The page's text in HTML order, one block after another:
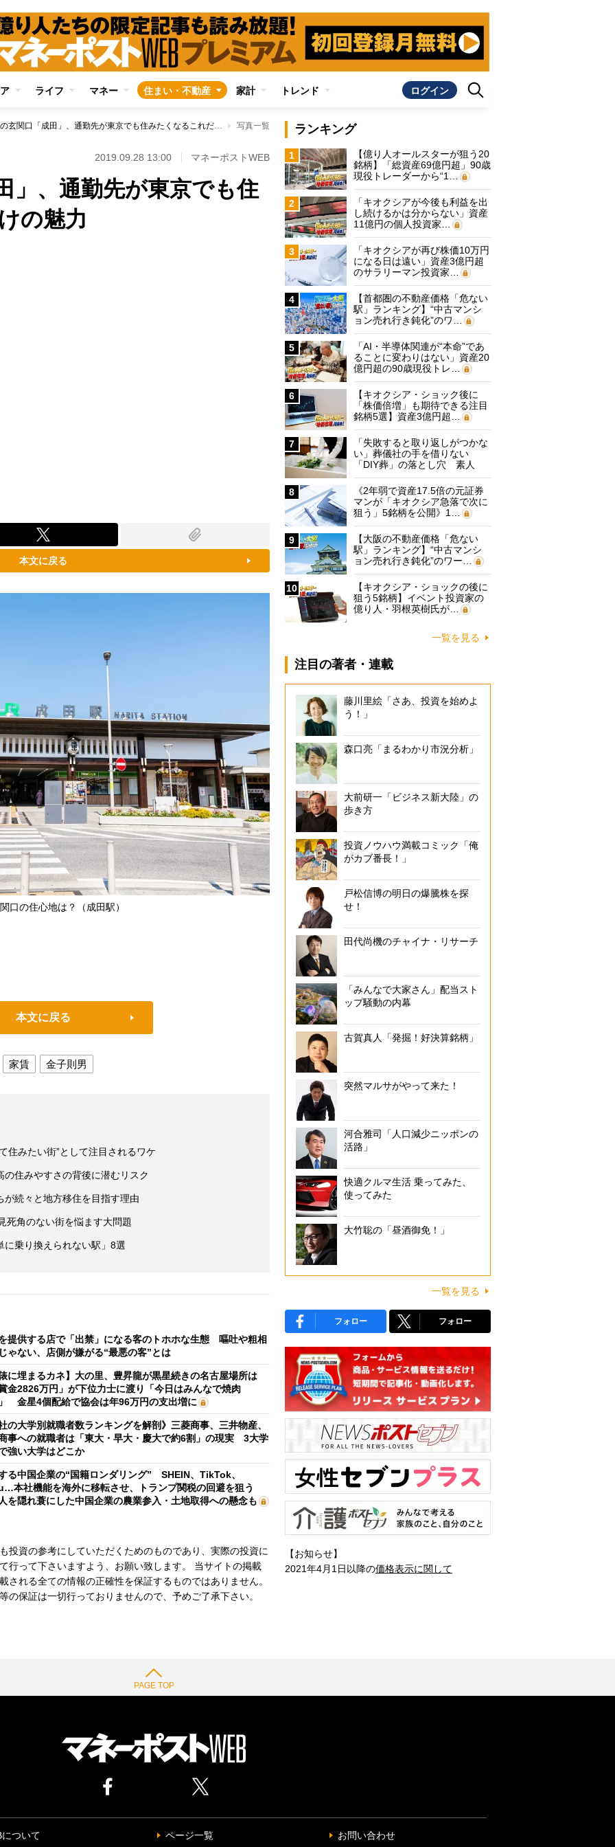
ライフ マネー 住まい・不動産 家計 トレンド ログイン
日本の玄関口「成田」、通勤先が東京でも住みたくなるこれだけの魅力 写真一覧
2019.09.28 13:00 マネーポストWEB
」、通勤先が東京でも住
の魅力
本文に戻る
口の住心地は？（成田駅）
本文に戻る
家賃 金子則男
住みたい街”として注目されるワケ
住みやすさの背後に潜むリスク
続々と地方移住を目指す理由
角のない街を悩ます大問題
乗り換えられない駅」8選
提供する店で「出禁」になる客のトホホな生態 嘔吐や粗相
ゃない、店側が嫌がる“最悪の客”とは
に埋まるカネ】大の里、豊昇龍が黒星続きの名古屋場所は
金2826万円」が下位力士に渡り「今日はみんなで焼肉
金星4個配給で協会は年96万円の支出増に
の大学別就職者数ランキングを解剖》三菱商事、三井物産、
事への就職者は「東大・早大・慶大で約6割」の現実 3大学
強い大学はどこか
る中国企業の“国籍ロンダリング” SHEIN、TikTok、
本社機能を海外に移転させ、トランプ関税の回避を狙う
を隠れ蓑にした中国企業の農業参入・土地取得への懸念も
投資の参考にしていただくためのものであり、実際の投資に
行って下さいますよう、お願い致します。 当サイトの掲載
される全ての情報の正確性を保証するものではありません。
の保証は一切行っておりませんので、予めご了承下さい。
ランキング
1
【億り人オールスターが狙う20
銘柄】「総資産69億円超」90歳
現役トレーダーから“1…
2
「キオクシアが今後も利益を出
し続けるかは分からない」資産
11億円の個人投資家…
3
「キオクシアが再び株価10万円
になる日は遠い」資産3億円超
のサラリーマン投資家…
4
【首都圏の不動産価格「危ない
駅」ランキング】“中古マンシ
ョン売れ行き鈍化”のワ…
5
「AI・半導体関連が“本命”であ
ることに変わりはない」資産20
億円超の90歳現役トレ…
6
【キオクシア・ショック後に
「株価倍増」も期待できる注目
銘柄5選】資産3億円超…
7
「失敗すると取り返しがつかな
い」葬儀社の手を借りない
「DIY葬」の落とし穴 素人
に…
8
《2年弱で資産17.5倍の元証券
マンが「キオクシア急落で次に
狙う」5銘柄を公開》1…
9
【大阪の不動産価格「危ない
駅」ランキング】“中古マンシ
ョン売れ行き鈍化”のワー…
10
【キオクシア・ショックの後に
狙う5銘柄】イベント投資家の
億り人・羽根英樹氏が…
一覧を見る
注目の著者・連載
藤川里絵「さあ、投資を始めよ
う！」
森口亮「まるわかり市況分析」
大前研一「ビジネス新大陸」の
歩き方
投資ノウハウ満載コミック「俺
がカブ番長！」
戸松信博の明日の爆騰株を探
せ！
田代尚機のチャイナ・リサーチ
「みんなで大家さん」配当スト
ップ騒動の内幕
古賀真人「発掘！好決算銘柄」
突然マルサがやって来た！
河合雅司「人口減少ニッポンの
活路」
快適クルマ生活 乗ってみた、
使ってみた
大竹聡の「昼酒御免！」
一覧を見る
フォロー フォロー
【お知らせ】
2021年4月1日以降の価格表示に関して
PAGE TOP
ついて ページ一覧 お問い合わせ